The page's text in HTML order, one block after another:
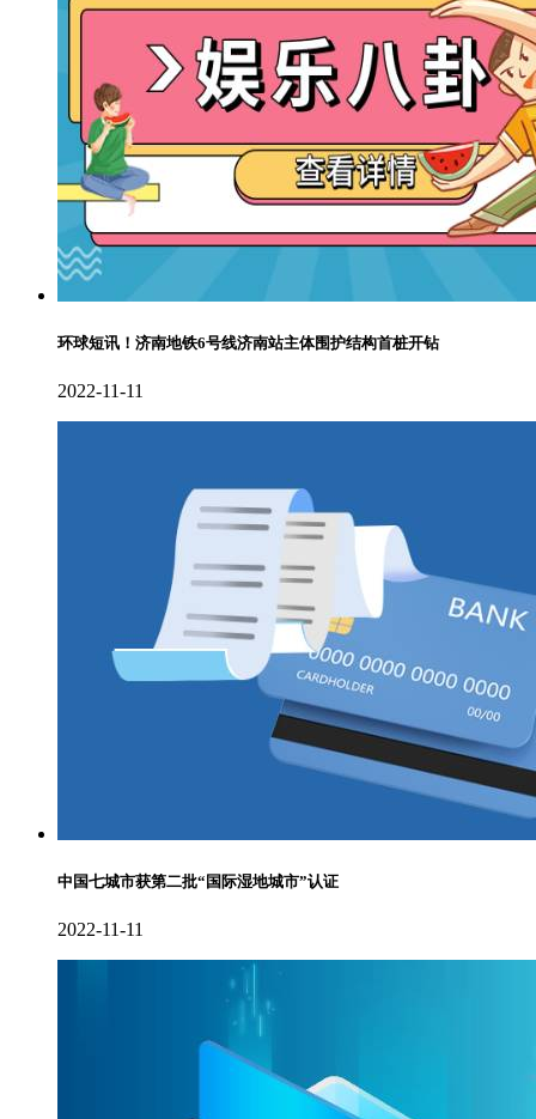
环球短讯！济南地铁6号线济南站主体围护结构首桩开钻
2022-11-11
中国七城市获第二批“国际湿地城市”认证
2022-11-11